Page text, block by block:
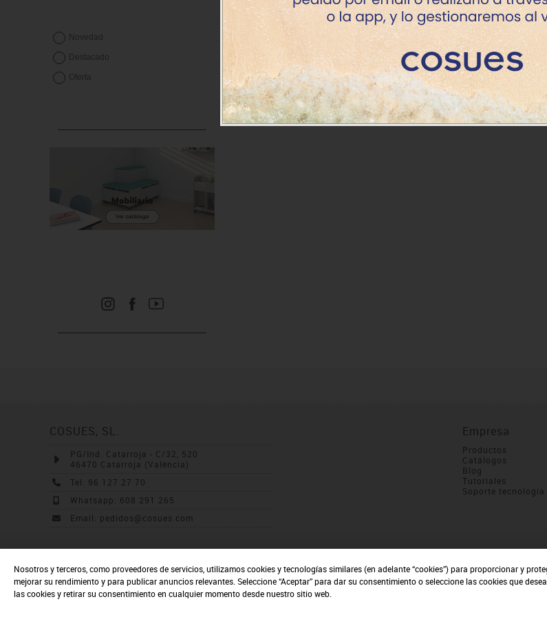
Novedad
Destacado
Oferta
Precio desde
1.98€ 1.79€
Precio
25.93€
COSUES, SL.
PG/Ind. Catarroja - C/32, 520
46470 Catarroja (València)
Tel: 96 127 27 70
Whatsapp: 608 291 265
Email: pedidos@cosues.com
Empresa
Productos
Catálogos
Blog
Tutoriales
Soporte tecnología
Nosotros y terceros, como proveedores de servicios, utilizamos cookies y tecnologías similares (en adelante “cookies”) para proporcionar y
mejorar su rendimiento y para publicar anuncios relevantes. Seleccione “Aceptar” para dar su consentimiento o seleccione las cookies que
las cookies y retirar su consentimiento en cualquier momento desde nuestro sitio web.